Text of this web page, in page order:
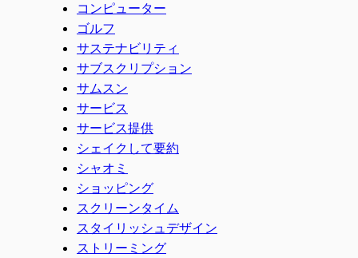
コンピューター
ゴルフ
サステナビリティ
サブスクリプション
サムスン
サービス
サービス提供
シェイクして要約
シャオミ
ショッピング
スクリーンタイム
スタイリッシュデザイン
ストリーミング